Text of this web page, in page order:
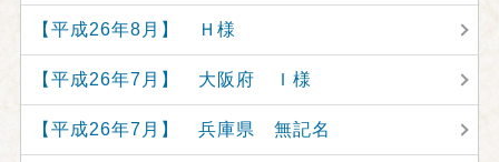
【平成26年8月】 Ｈ様
【平成26年7月】 大阪府 Ｉ様
【平成26年7月】 兵庫県 無記名